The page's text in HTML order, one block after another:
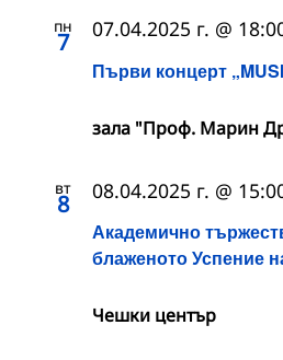
пн
7
Първи концерт
07.04.2025 г. @
зала "Проф. Марин
вт
8
Академично
блаженото Успение
08.04.2025 г. @
Чешки център